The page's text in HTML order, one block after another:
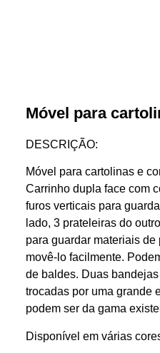
Móvel para
DESCRIÇÃO:
Móvel para cartolinas e
Carrinho dupla face com
furos verticais para
lado, 3 prateleiras do
para guardar materiais
movê-lo facilmente.
de baldes. Duas
trocadas por uma grande
podem ser da gama
Disponível em várias